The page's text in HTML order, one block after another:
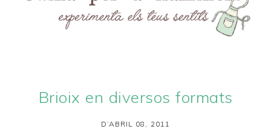
Brioix en diversos formats
D’ABRIL 08, 2011